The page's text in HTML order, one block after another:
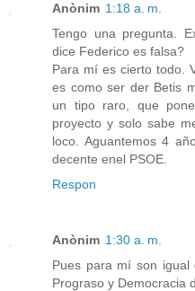
Anònim 1:18 a. m.
Tengo una pregunta.
dice Federico es falsa?
Para mí es cierto todo.
es como ser der Betis
un tipo raro, que
proyecto y solo sabe
loco. Aguantemos 4
decente enel PSOE.
Respon
Anònim 1:30 a. m.
Pues para mí son igual
Prograso y Democracia